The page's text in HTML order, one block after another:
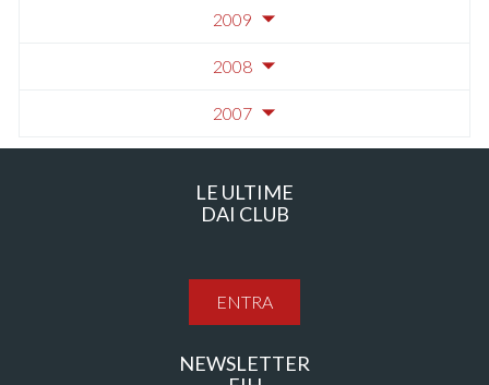
2009
2008
2007
LE ULTIME
DAI CLUB
ENTRA
NEWSLETTER